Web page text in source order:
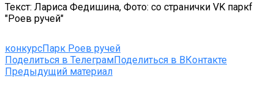
Текст: Лариса Федишина, Фото: со странички VK паркf
"Роев ручей"
конкурсПарк Роев ручей
Поделиться в ТелеграмПоделиться в ВКонтакте
Предыдущий материал